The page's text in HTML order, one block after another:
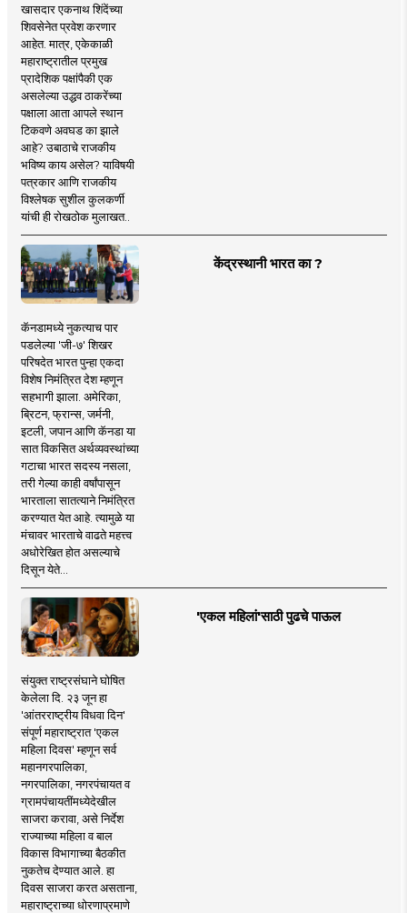
खासदार एकनाथ शिंदेंच्या
शिवसेनेत प्रवेश करणार
आहेत. मात्र, एकेकाळी
महाराष्ट्रातील प्रमुख
प्रादेशिक पक्षांपैकी एक
असलेल्या उद्धव ठाकरेंच्या
पक्षाला आता आपले स्थान
टिकवणे अवघड का झाले
आहे? उबाठाचे राजकीय
भविष्य काय असेल? याविषयी
पत्रकार आणि राजकीय
विश्लेषक सुशील कुलकर्णी
यांची ही रोखठोक मुलाखत..
केंद्रस्थानी भारत का ?
कॅनडामध्ये नुकत्याच पार
पडलेल्या 'जी-७' शिखर
परिषदेत भारत पुन्हा एकदा
विशेष निमंत्रित देश म्हणून
सहभागी झाला. अमेरिका,
ब्रिटन, फ्रान्स, जर्मनी,
इटली, जपान आणि कॅनडा या
सात विकसित अर्थव्यवस्थांच्या
गटाचा भारत सदस्य नसला,
तरी गेल्या काही वर्षांपासून
भारताला सातत्याने निमंत्रित
करण्यात येत आहे. त्यामुळे या
मंचावर भारताचे वाढते महत्त्व
अधोरेखित होत असल्याचे
दिसून येते...
'एकल महिलां'साठी पुढचे पाऊल
संयुक्त राष्ट्रसंघाने घोषित
केलेला दि. २३ जून हा
'आंतरराष्ट्रीय विधवा दिन'
संपूर्ण महाराष्ट्रात 'एकल
महिला दिवस' म्हणून सर्व
महानगरपालिका,
नगरपालिका, नगरपंचायत व
ग्रामपंचायतींमध्येदेखील
साजरा करावा, असे निर्देश
राज्याच्या महिला व बाल
विकास विभागाच्या बैठकीत
नुकतेच देण्यात आले. हा
दिवस साजरा करत असताना,
महाराष्ट्राच्या धोरणाप्रमाणे